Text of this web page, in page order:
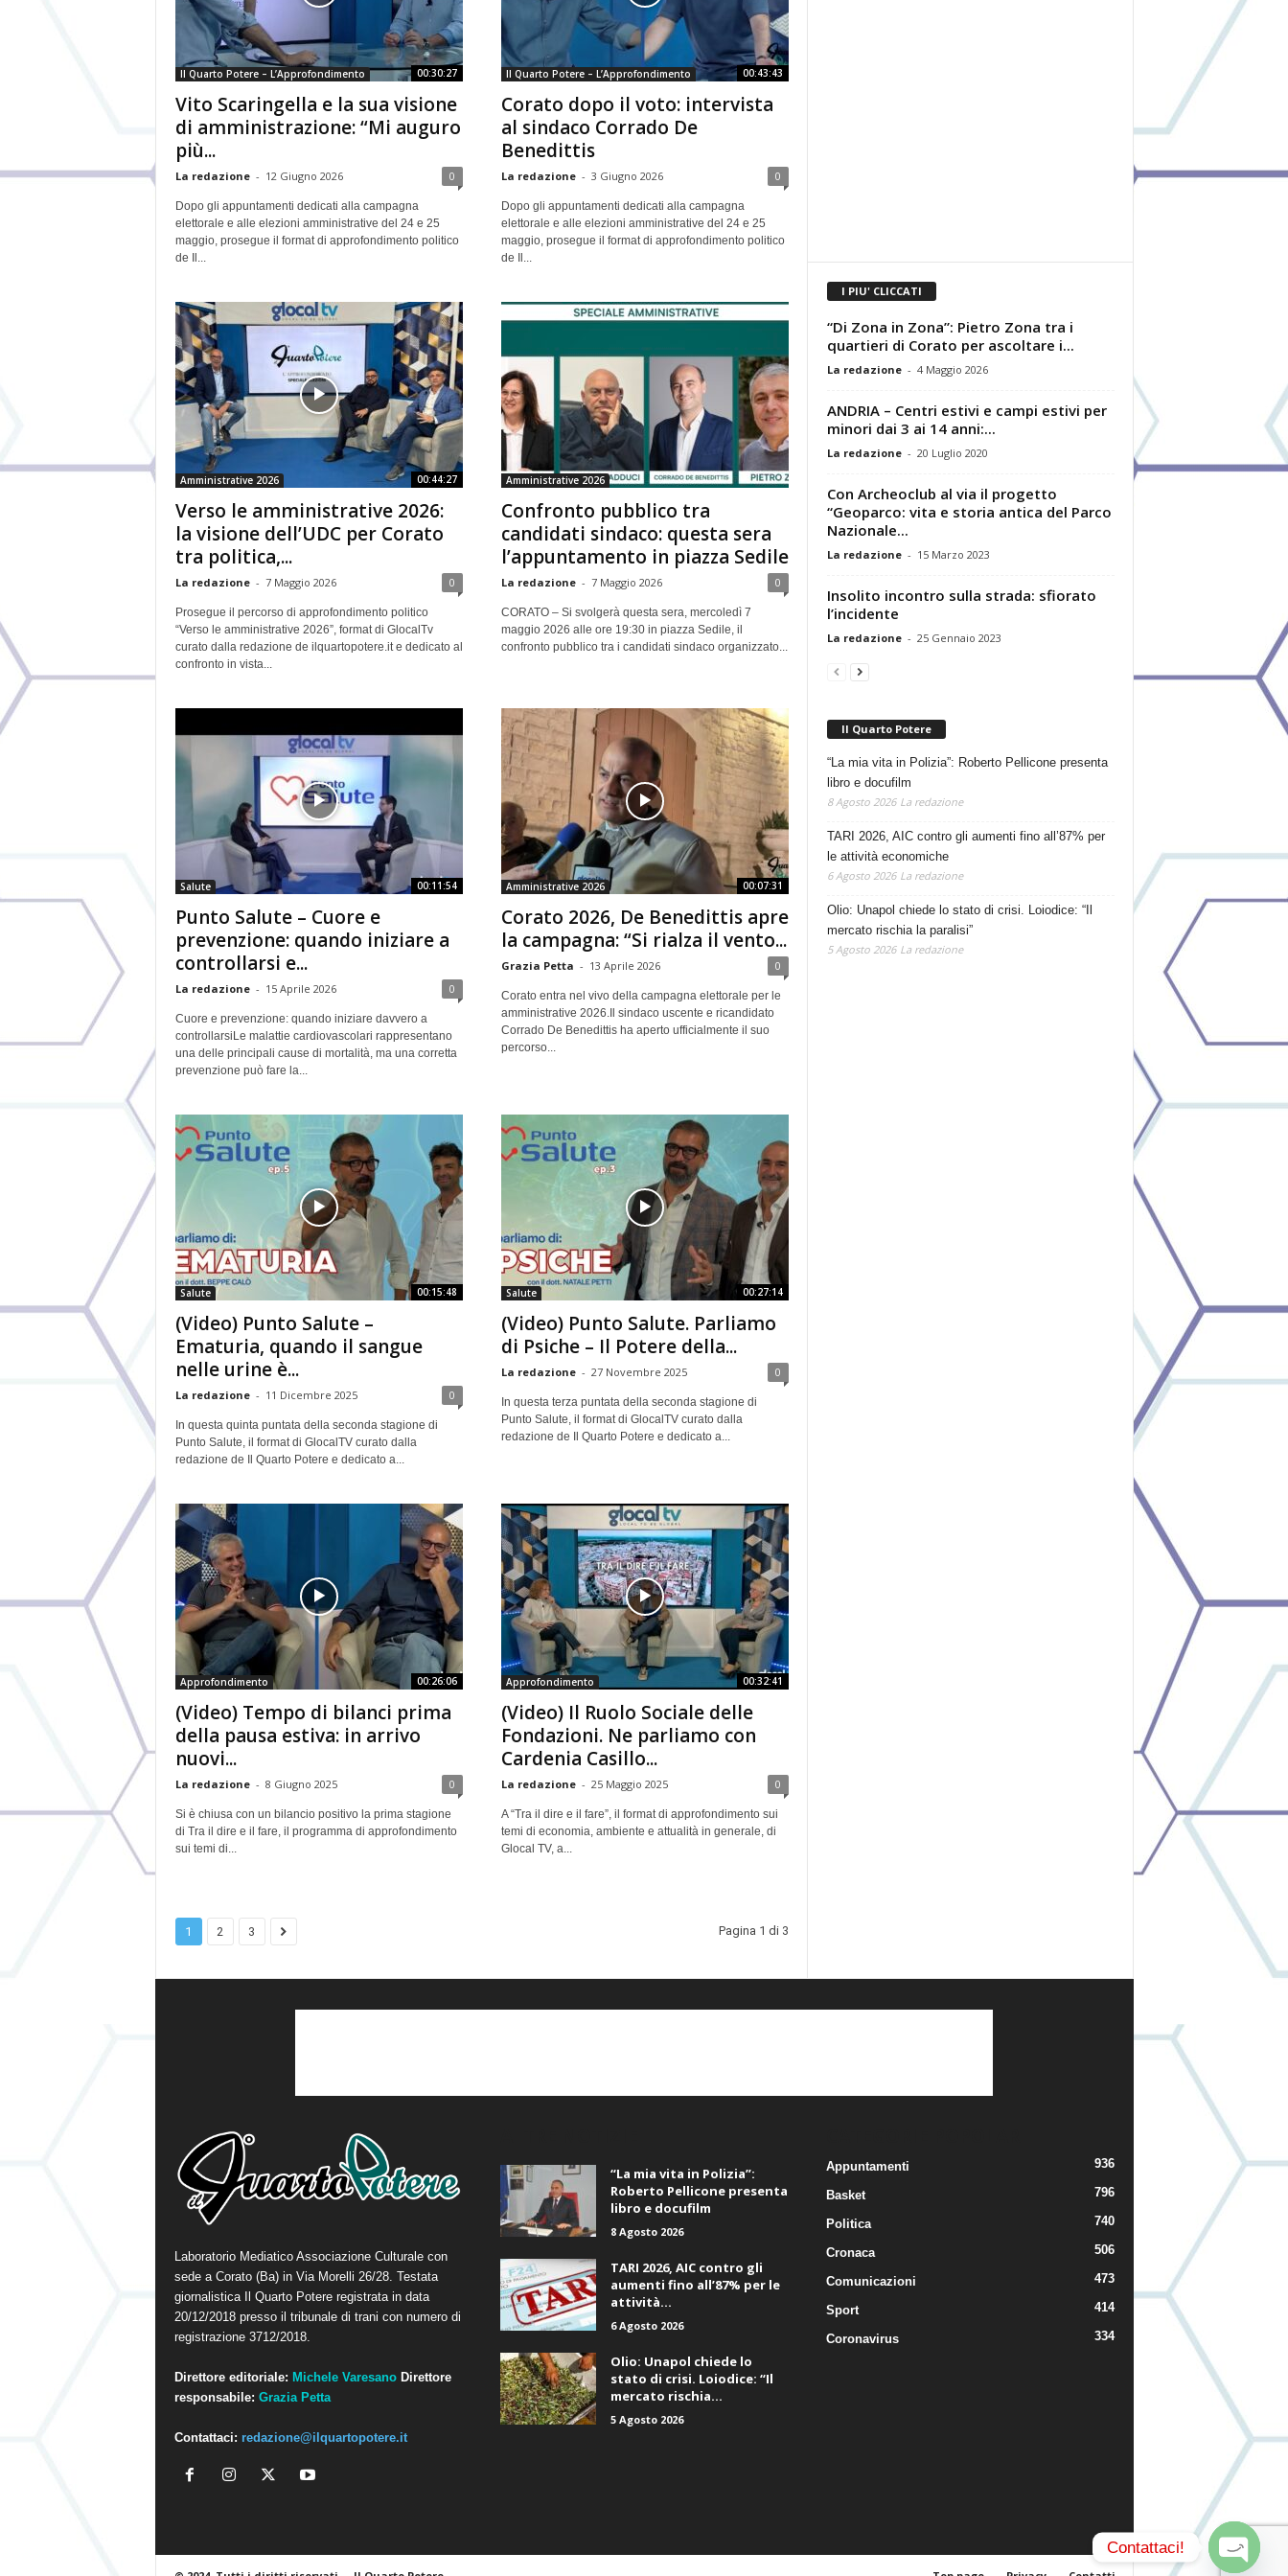
00:30:27
Il Quarto Potere – L’Approfondimento
Vito Scaringella e la sua visione
di amministrazione: “Mi auguro
più...
La redazione - 12 Giugno 2026 0
Dopo gli appuntamenti dedicati alla campagna
elettorale e alle elezioni amministrative del 24 e 25
maggio, prosegue il format di approfondimento politico
de Il...
00:43:43
Il Quarto Potere – L’Approfondimento
Corato dopo il voto: intervista
al sindaco Corrado De
Benedittis
La redazione - 3 Giugno 2026 0
Dopo gli appuntamenti dedicati alla campagna
elettorale e alle elezioni amministrative del 24 e 25
maggio, prosegue il format di approfondimento politico
de Il...
00:44:27
Amministrative 2026
Verso le amministrative 2026:
la visione dell’UDC per Corato
tra politica,...
La redazione - 7 Maggio 2026 0
Prosegue il percorso di approfondimento politico
“Verso le amministrative 2026”, format di GlocalTv
curato dalla redazione de ilquartopotere.it e dedicato al
confronto in vista...
Amministrative 2026
Confronto pubblico tra
candidati sindaco: questa sera
l’appuntamento in piazza Sedile
La redazione - 7 Maggio 2026 0
CORATO – Si svolgerà questa sera, mercoledì 7
maggio 2026 alle ore 19:30 in piazza Sedile, il
confronto pubblico tra i candidati sindaco organizzato...
00:11:54
Salute
Punto Salute – Cuore e
prevenzione: quando iniziare a
controllarsi e...
La redazione - 15 Aprile 2026 0
Cuore e prevenzione: quando iniziare davvero a
controllarsiLe malattie cardiovascolari rappresentano
una delle principali cause di mortalità, ma una corretta
prevenzione può fare la...
00:07:31
Amministrative 2026
Corato 2026, De Benedittis apre
la campagna: “Si rialza il vento...
Grazia Petta - 13 Aprile 2026 0
Corato entra nel vivo della campagna elettorale per le
amministrative 2026.Il sindaco uscente e ricandidato
Corrado De Benedittis ha aperto ufficialmente il suo
percorso...
00:15:48
Salute
(Video) Punto Salute –
Ematuria, quando il sangue
nelle urine è...
La redazione - 11 Dicembre 2025 0
In questa quinta puntata della seconda stagione di
Punto Salute, il format di GlocalTV curato dalla
redazione de Il Quarto Potere e dedicato a...
00:27:14
Salute
(Video) Punto Salute. Parliamo
di Psiche – Il Potere della...
La redazione - 27 Novembre 2025 0
In questa terza puntata della seconda stagione di
Punto Salute, il format di GlocalTV curato dalla
redazione de Il Quarto Potere e dedicato a...
00:26:06
Approfondimento
(Video) Tempo di bilanci prima
della pausa estiva: in arrivo
nuovi...
La redazione - 8 Giugno 2025 0
Si è chiusa con un bilancio positivo la prima stagione
di Tra il dire e il fare, il programma di approfondimento
sui temi di...
00:32:41
Approfondimento
(Video) Il Ruolo Sociale delle
Fondazioni. Ne parliamo con
Cardenia Casillo...
La redazione - 25 Maggio 2025 0
A “Tra il dire e il fare”, il format di approfondimento sui
temi di economia, ambiente e attualità in generale, di
Glocal TV, a...
1 2 3 Pagina 1 di 3
I PIU' CLICCATI
“Di Zona in Zona”: Pietro Zona tra i
quartieri di Corato per ascoltare i...
La redazione - 4 Maggio 2026
ANDRIA – Centri estivi e campi estivi per
minori dai 3 ai 14 anni:...
La redazione - 20 Luglio 2020
Con Archeoclub al via il progetto
“Geoparco: vita e storia antica del Parco
Nazionale...
La redazione - 15 Marzo 2023
Insolito incontro sulla strada: sfiorato
l’incidente
La redazione - 25 Gennaio 2023
Il Quarto Potere
“La mia vita in Polizia”: Roberto Pellicone presenta
libro e docufilm
8 Agosto 2026 La redazione
TARI 2026, AIC contro gli aumenti fino all’87% per
le attività economiche
6 Agosto 2026 La redazione
Olio: Unapol chiede lo stato di crisi. Loiodice: “Il
mercato rischia la paralisi”
5 Agosto 2026 La redazione
Laboratorio Mediatico Associazione Culturale con
sede a Corato (Ba) in Via Morelli 26/28. Testata
giornalistica Il Quarto Potere registrata in data
20/12/2018 presso il tribunale di trani con numero di
registrazione 3712/2018.
Direttore editoriale: Michele Varesano Direttore
responsabile: Grazia Petta
Contattaci: redazione@ilquartopotere.it
“La mia vita in Polizia”:
Roberto Pellicone presenta
libro e docufilm
8 Agosto 2026
TARI 2026, AIC contro gli
aumenti fino all’87% per le
attività...
6 Agosto 2026
Olio: Unapol chiede lo
stato di crisi. Loiodice: “Il
mercato rischia...
5 Agosto 2026
Appuntamenti 936
Basket 796
Politica 740
Cronaca 506
Comunicazioni 473
Sport 414
Coronavirus 334
Contattaci!